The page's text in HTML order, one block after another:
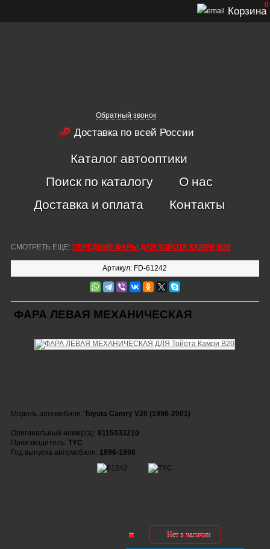
Обратный звонок
Доставка по всей России
Корзина
0
Каталог автооптики
Поиск по каталогу
О нас
Доставка и оплата
Контакты
СМОТРЕТЬ ЕЩЕ: ПЕРЕДНИЕ ФАРЫ ДЛЯ ТОЙОТА КАМРИ В20
Артикул: FD-61242
ФАРА ЛЕВАЯ МЕХАНИЧЕСКАЯ
Модель автомобиля: Toyota Camry V20 (1996-2001)
Оригинальный номер(а): 8115033210
Производитель: TYC
Год выпуска автомобиля: 1996-1998
Нет в наличии